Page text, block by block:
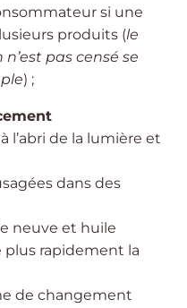
si une
produits (le
pas censé se
) ;
l’abri de la lumière et
dans des
neuve et huile
plus rapidement la
de changement